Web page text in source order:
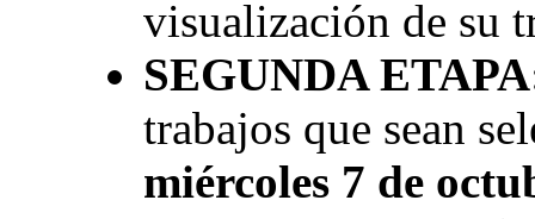
visualización de su
SEGUNDA
trabajos que sean
miércoles 7 de